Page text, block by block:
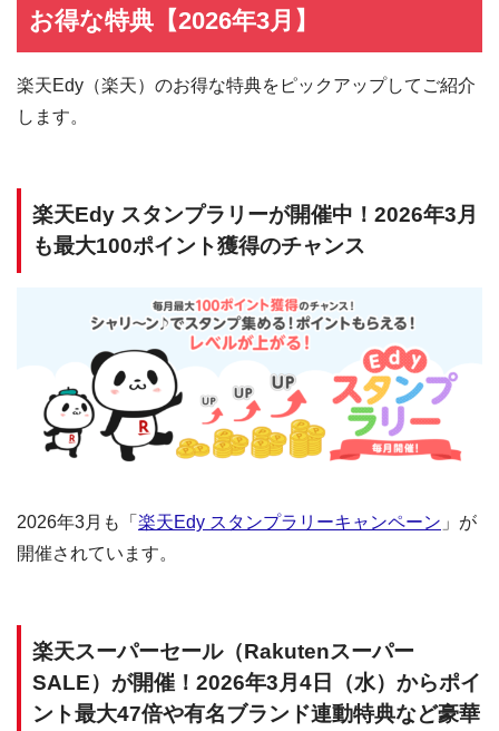
お得な特典【2026年3月】
楽天Edy（楽天）のお得な特典をピックアップしてご紹介
します。
楽天Edy スタンプラリーが開催中！2026年3月
も最大100ポイント獲得のチャンス
2026年3月も「 楽天Edy スタンプラリーキャンペーン 」が
開催されています。
楽天スーパーセール（Rakutenスーパー
SALE）が開催！2026年3月4日（水）からポイ
ント最大47倍や有名ブランド連動特典など豪華